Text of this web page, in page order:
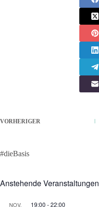
VORHERIGER
#dieBasis
Anstehende Veranstaltungen
NOV. 19:00 -22:00